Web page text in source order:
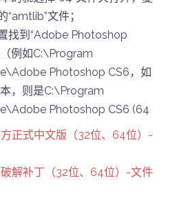
“amtlib”文件；
找到“Adobe Photoshop
例如C:\Program
Photoshop CS6，如
，则是C:\Program
Photoshop CS6 (64
正式中文版（32位、64位）-
解补丁（32位、64位）-文件